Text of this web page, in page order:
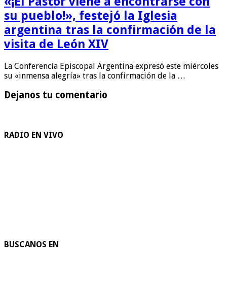
su pueblo!», festejó la Iglesia
argentina tras la confirmación de la
visita de León XIV
La Conferencia Episcopal Argentina expresó este miércoles
su «inmensa alegría» tras la confirmación de la …
Dejanos tu comentario
RADIO EN VIVO
BUSCANOS EN